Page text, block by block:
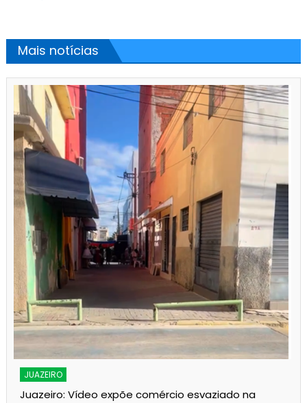
Mais notícias
JUAZEIRO
Juazeiro: Vídeo expõe comércio esvaziado na